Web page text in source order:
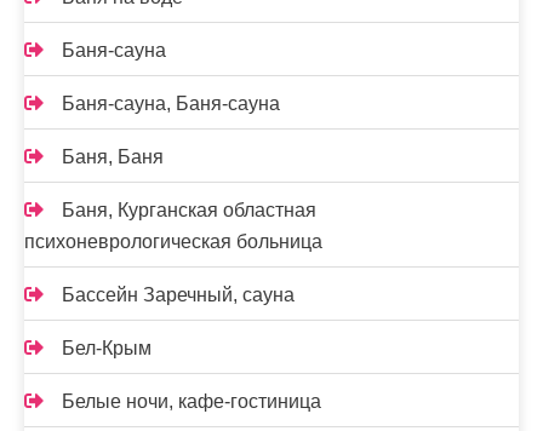
Баня-сауна
Баня-сауна, Баня-сауна
Баня, Баня
Баня, Курганская областная
психоневрологическая больница
Бассейн Заречный, сауна
Бел-Крым
Белые ночи, кафе-гостиница